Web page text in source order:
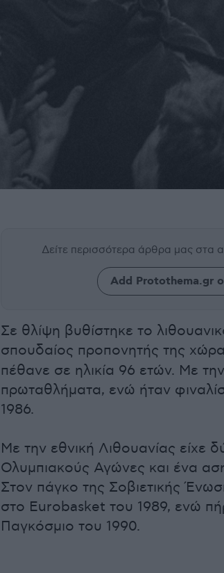
Δείτε περισσότερα άρθρα μας στα
Add Protothema.gr
Σε θλίψη βυθίστηκε το
σπουδαίος προπονητής της
πέθανε σε ηλικία 96 ετών. Με την
πρωταθλήματα, ενώ ήταν
1986.
Με την εθνική Λιθουανίας είχε
Ολυμπιακούς Αγώνες και ένα
Στον πάγκο της Σοβιετικής
στο Eurobasket του 1989, ενώ
Παγκόσμιο του 1990.